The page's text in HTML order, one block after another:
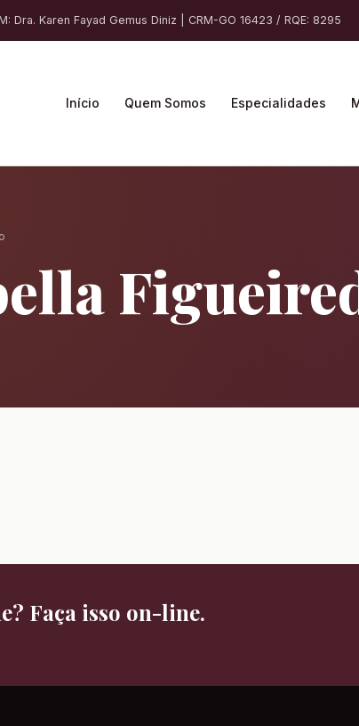
Dra. Karen Fayad Gemus Diniz | CRM-GO 16423 / RQE: 8295
Início Quem Somos Especialidades
Faça isso on-line.